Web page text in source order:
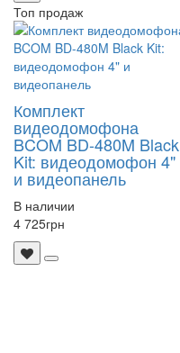
Топ продаж
Комплект
видеодомофона
BCOM BD-480M Black
Kit: видеодомофон 4"
и видеопанель
В наличии
4 725грн